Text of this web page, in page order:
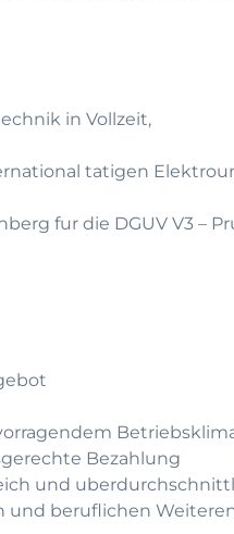
in Vollzeit,
tatigen
fur die DGUV V3 –
Bezahlung
und
und beruflichen